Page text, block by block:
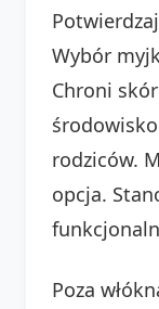
Wybór
Chroni
rodziców.
opcja.
Poza